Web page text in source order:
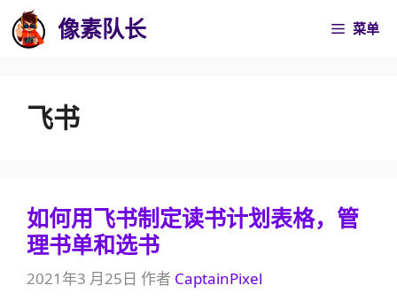
至
像素队长 菜单
飞书
如何用飞书制定读书计划表格，管
理书单和选书
2021年3 月25日 作者 CaptainPixel